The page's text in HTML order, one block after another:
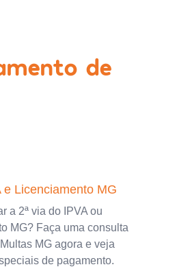
de
e Licenciamento MG
a 2ª via do IPVA ou
MG? Faça uma consulta
MG agora e veja
de pagamento.